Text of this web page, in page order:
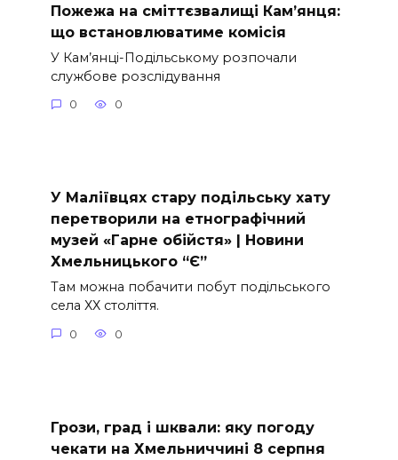
Пожежа на сміттєзвалищі Кам’янця:
що встановлюватиме комісія
У Кам’янці-Подільському розпочали
службове розслідування
0 0
У Маліївцях стару подільську хату
перетворили на етнографічний
музей «Гарне обійстя» | Новини
Хмельницького “Є”
Там можна побачити побут подільського
села ХХ століття.
0 0
Грози, град і шквали: яку погоду
чекати на Хмельниччині 8 серпня